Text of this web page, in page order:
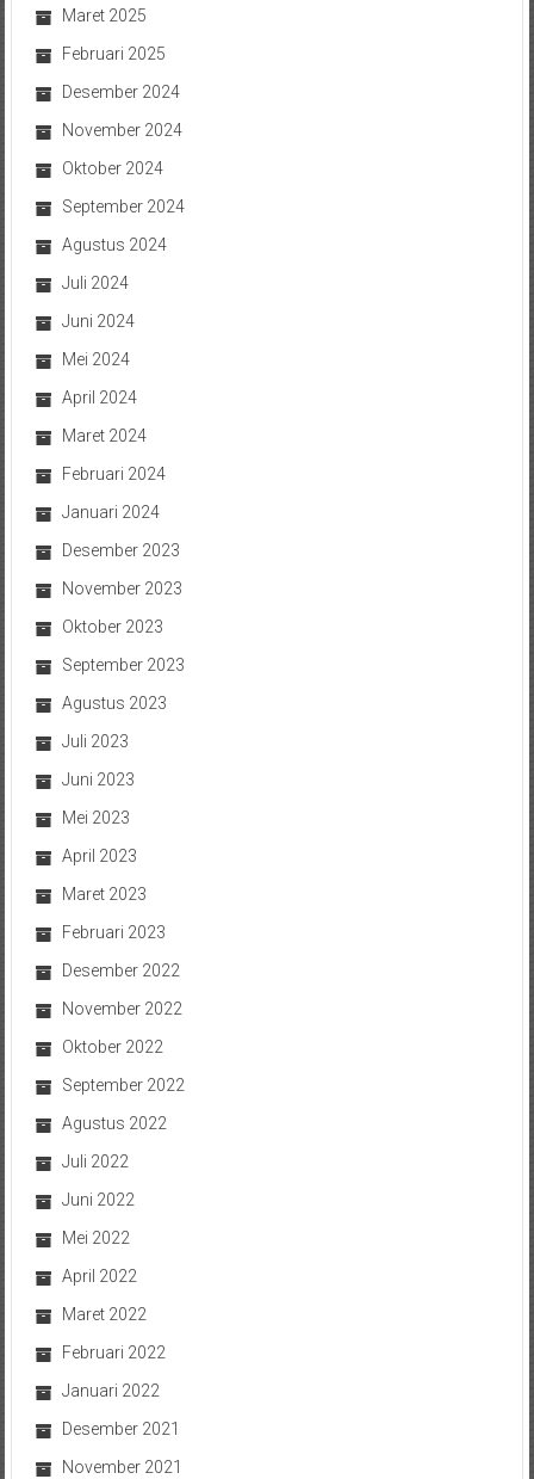
Maret 2025
Februari 2025
Desember 2024
November 2024
Oktober 2024
September 2024
Agustus 2024
Juli 2024
Juni 2024
Mei 2024
April 2024
Maret 2024
Februari 2024
Januari 2024
Desember 2023
November 2023
Oktober 2023
September 2023
Agustus 2023
Juli 2023
Juni 2023
Mei 2023
April 2023
Maret 2023
Februari 2023
Desember 2022
November 2022
Oktober 2022
September 2022
Agustus 2022
Juli 2022
Juni 2022
Mei 2022
April 2022
Maret 2022
Februari 2022
Januari 2022
Desember 2021
November 2021